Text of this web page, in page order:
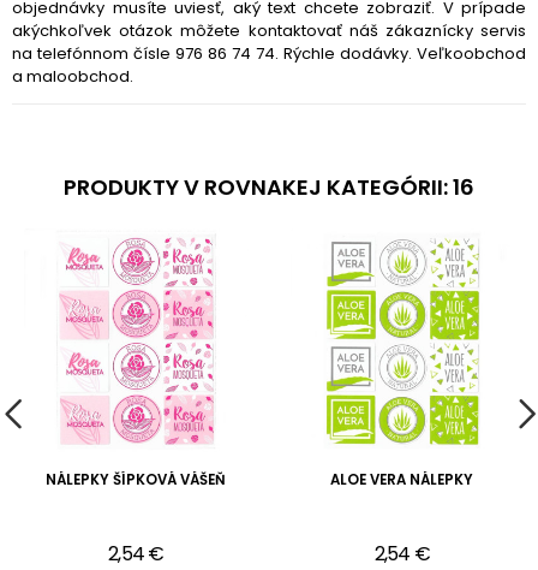
objednávky musíte uviesť, aký text chcete zobraziť. V prípade
akýchkoľvek otázok môžete kontaktovať náš zákaznícky servis
na telefónnom čísle 976 86 74 74. Rýchle dodávky. Veľkoobchod
a maloobchod.
PRODUKTY V ROVNAKEJ KATEGÓRII: 16
NÁLEPKY ŠÍPKOVÁ VÁŠEŇ
2,54 €
ALOE VERA NÁLEPKY
2,54 €